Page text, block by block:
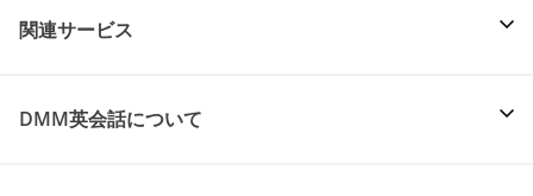
関連サービス
DMM英会話について